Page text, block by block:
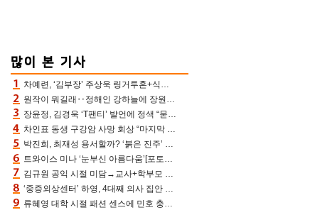
차예련, ‘김부장’ 주상욱 링거투혼+식스팩 비화 “옷 벗는데 아저씨는 안 된다고”(차장금)
원작이 뭐길래‥정해인 강하늘에 장원영까지 참여한 이 영화
장윤정, 김경욱 ‘T팬티’ 발언에 정색 “묻지 않았는데, 그것도 성희롱”(장공장)
차인표 동생 구강암 사망 회상 “마지막 순간 동생 손 잡아준 신애라, 두고두고 고마워” (신애라이프)
박진희, 최재성 용서할까? ‘붉은 진주’ 오늘(7일) 결말 나온다
트와이스 미나 ‘눈부신 아름다움’[포토엔HD]
김규원 공익 시절 미담→교사+학부모 추가 미담 속출 “휠체어 탄 아이와 산책도”[종합]
‘중증외상센터’ 하영, 4대째 의사 집안 인증 “증조부, 고종 황제 진료”(옥문아)[어제TV]
류혜영 대학 시절 패션 센스에 민호 충격 “레몬색 레깅스에 다리 없는 줄”(나혼산)